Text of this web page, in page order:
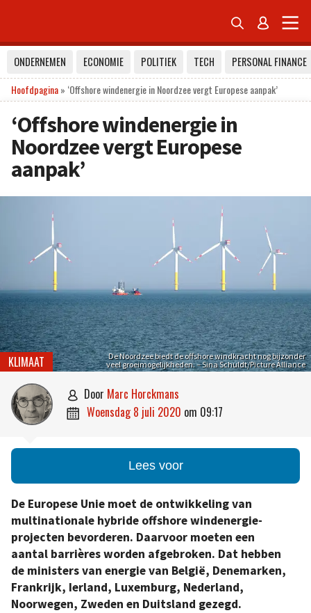
 
ONDERNEMEN ECONOMIE POLITIEK TECH
PERSONAL FINANCE
Hoofdpagina» ‘Offshore windenergie in Noordzee vergt Europese aanpak’
‘Offshore windenergie in
Noordzee vergt Europese
aanpak’
De Noordzee biedt de offshore windkracht nog bijzonder
veel groeimogelijkheden. – Sina Schuldt/Picture Alliance
KLIMAAT
 door Marc Horckmans
 woensdag 8 juli 2020 om 09:17
Lees voor
De Europese Unie moet de ontwikkeling van
multinationale hybride offshore windenergie-
projecten bevorderen. Daarvoor moeten een
aantal barrières worden afgebroken. Dat hebben
de ministers van energie van België, Denemarken,
Frankrijk, Ierland, Luxemburg, Nederland,
Noorwegen, Zweden en Duitsland gezegd.